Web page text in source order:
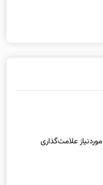
علامت‌گذاری